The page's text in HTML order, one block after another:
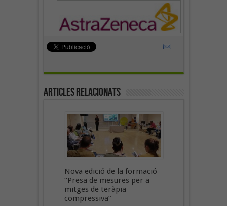
Articles Relacionats
Nova edició de la formació
“Presa de mesures per a
mitges de teràpia
compressiva”